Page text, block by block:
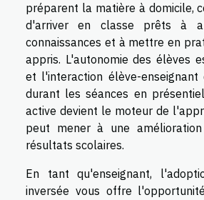
préparent la matière à domicile,
d'arriver en classe prêts à
connaissances et à mettre en
appris. L'autonomie des élèves
et l'interaction élève-
durant les séances en
active devient le moteur de
peut mener à une amélioration
résultats scolaires.
En tant qu'enseignant,
inversée vous offre